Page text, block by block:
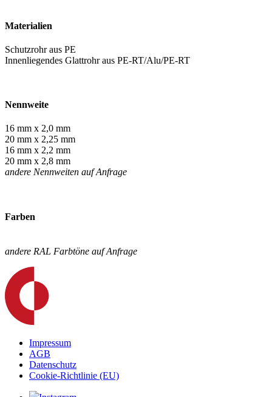
Materialien
Schutzrohr aus PE
Innenliegendes Glattrohr aus PE-RT/Alu/PE-RT
Nennweite
16 mm x 2,0 mm
20 mm x 2,25 mm
16 mm x 2,2 mm
20 mm x 2,8 mm
andere Nennweiten auf Anfrage
Farben
andere RAL Farbtöne auf Anfrage
Impressum
AGB
Datenschutz
Cookie-Richtlinie (EU)